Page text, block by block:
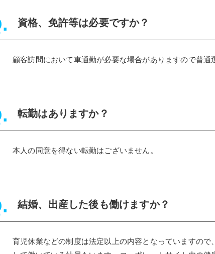
資格、免許等は必要ですか？
顧客訪問において車通勤が必要な場合がありますので普通
転勤はありますか？
本人の同意を得ない転勤はございません。
結婚、出産した後も働けますか？
育児休業などの制度は法定以上の内容となっていますの